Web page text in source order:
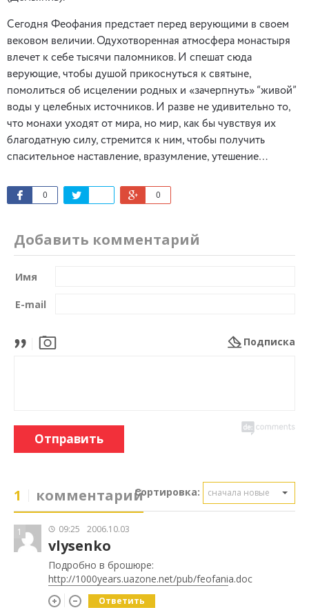
Сегодня Феофания предстает перед верующими в своем
вековом величии. Одухотворенная атмосфера монастыря
влечет к себе тысячи паломников. И спешат сюда
верующие, чтобы душой прикоснуться к святыне,
помолиться об исцелении родных и «зачерпнуть» “живой”
воды у целебных источников. И разве не удивительно то,
что монахи уходят от мира, но мир, как бы чувствуя их
благодатную силу, стремится к ним, чтобы получить
спасительное наставление, вразумление, утешение…
0 0
Добавить комментарий
Имя
E-mail
Подписка
Отправить
1 комментарийСортировка: сначала новые
1 09:25 2006.10.03
vlysenko
Подробно в брошюре:
http://1000years.uazone.net/pub/feofania.doc
Ответить